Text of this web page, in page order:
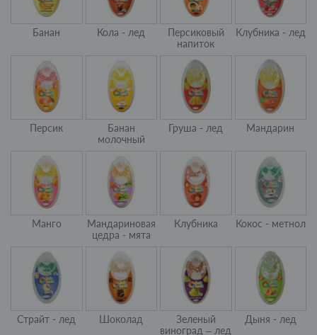
Банан Кола - лед
Персиковый
напиток
Клубника - лед
Персик
Банан
молочный
Груша - лед Мандарин
Манго
Мандариновая
цедра - мята
Клубника Кокос - метнол
Страйт - лед Шоколад
Зеленый
виноград – лед
Дыня - лед